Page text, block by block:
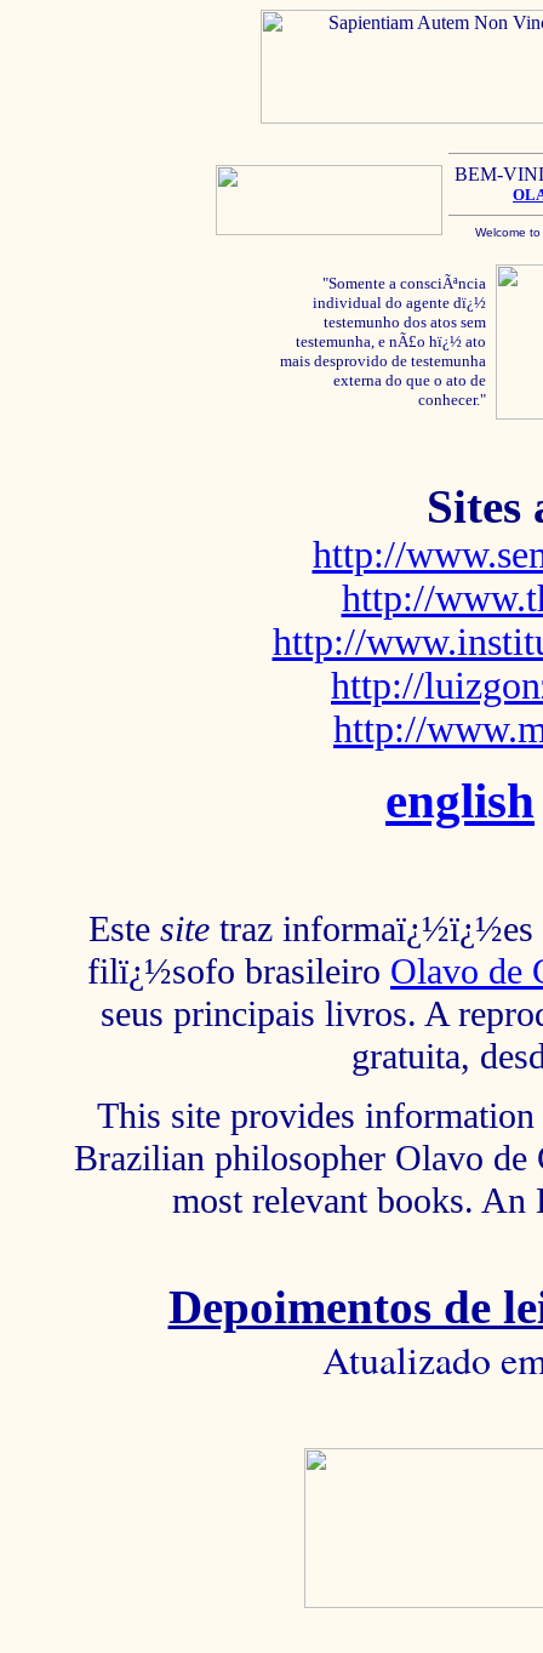
BEM-
Welcome
"Somente a consciÃªncia
individual do agente dï¿½
testemunho dos atos sem
testemunha, e nÃ£o hï¿½ ato
mais desprovido de testemunha
externa do que o ato de
conhecer."
Sites
http://
http://
http://
http://
http://
english
Este site traz informaï¿½ï¿½es
filï¿½sofo brasileiro Olavo de
seus principais livros. A
gratuita,
This site provides
Brazilian philosopher Olavo de
most relevant books.
Depoimentos de
Atualizado